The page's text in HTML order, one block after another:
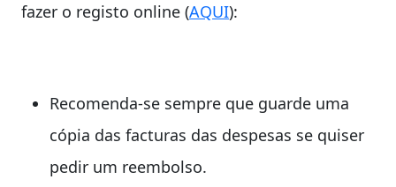
fazer o registo online (AQUI):
Recomenda-se sempre que guarde uma
cópia das facturas das despesas se quiser
pedir um reembolso.